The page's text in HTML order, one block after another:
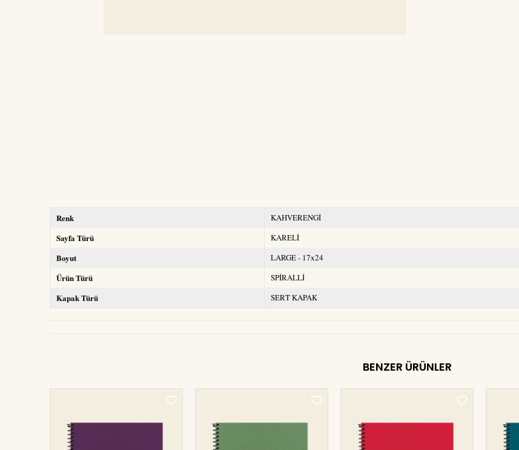
Renk KAHVERENGİ
Sayfa Türü KARELİ
Boyut LARGE - 17x24
Ürün Türü SPİRALLİ
Kapak Türü SERT KAPAK
BENZER ÜRÜNLER